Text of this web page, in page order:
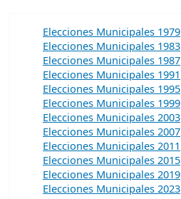
Elecciones Municipales 1979
Elecciones Municipales 1983
Elecciones Municipales 1987
Elecciones Municipales 1991
Elecciones Municipales 1995
Elecciones Municipales 1999
Elecciones Municipales 2003
Elecciones Municipales 2007
Elecciones Municipales 2011
Elecciones Municipales 2015
Elecciones Municipales 2019
Elecciones Municipales 2023